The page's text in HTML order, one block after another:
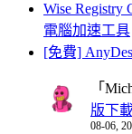
Wise Registry
電腦加速工具
[免費]
「
版下
08-06,